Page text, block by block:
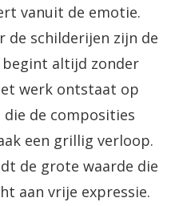
vanuit de emotie.
de schilderijen zijn de
altijd zonder
werk ontstaat op
die de composities
een grillig verloop.
de grote waarde die
aan vrije expressie.